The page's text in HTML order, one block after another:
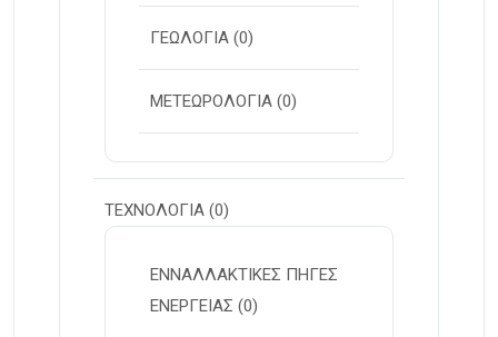
ΓΕΩΛΟΓΙΑ (0)
ΜΕΤΕΩΡΟΛΟΓΙΑ (0)
ΤΕΧΝΟΛΟΓΙΑ (0)
ΕΝΝΑΛΛΑΚΤΙΚΕΣ ΠΗΓΕΣ
ΕΝΕΡΓΕΙΑΣ (0)